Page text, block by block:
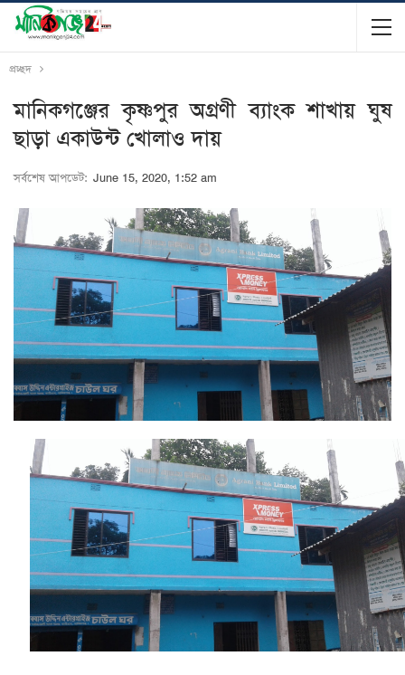
প্রচ্ছদ
মানিকগঞ্জের কৃষ্ণপুর অগ্রণী ব্যাংক শাখায় ঘুষ
ছাড়া একাউন্ট খোলাও দায়
সর্বশেষ আপডেট: June 15, 2020, 1:52 am